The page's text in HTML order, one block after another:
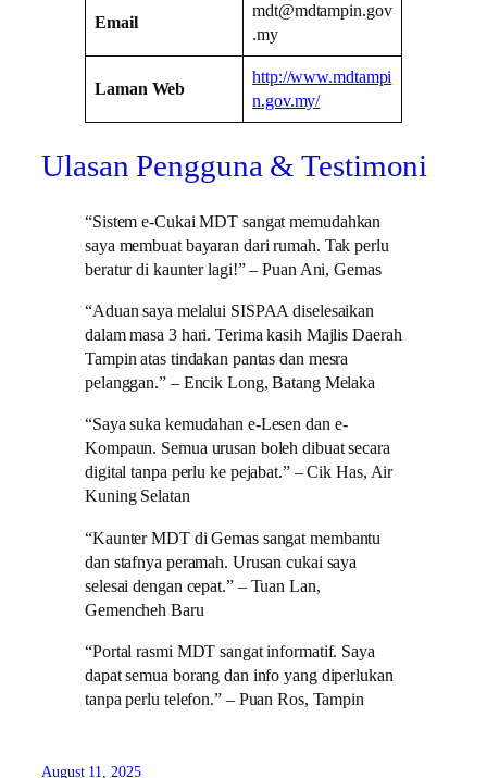
Email
mdt@mdtampin.gov
.my
Laman Web
http://www.mdtampi
n.gov.my/
Ulasan Pengguna & Testimoni
“Sistem e-Cukai MDT sangat memudahkan
saya membuat bayaran dari rumah. Tak perlu
beratur di kaunter lagi!” – Puan Ani, Gemas
“Aduan saya melalui SISPAA diselesaikan
dalam masa 3 hari. Terima kasih Majlis Daerah
Tampin atas tindakan pantas dan mesra
pelanggan.” – Encik Long, Batang Melaka
“Saya suka kemudahan e-Lesen dan e-
Kompaun. Semua urusan boleh dibuat secara
digital tanpa perlu ke pejabat.” – Cik Has, Air
Kuning Selatan
“Kaunter MDT di Gemas sangat membantu
dan stafnya peramah. Urusan cukai saya
selesai dengan cepat.” – Tuan Lan,
Gemencheh Baru
“Portal rasmi MDT sangat informatif. Saya
dapat semua borang dan info yang diperlukan
tanpa perlu telefon.” – Puan Ros, Tampin
August 11, 2025